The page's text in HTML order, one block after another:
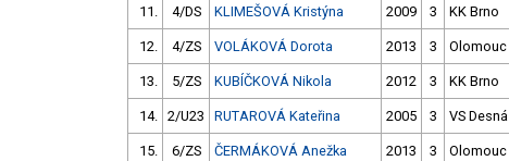
11. 4/DS KLIMEŠOVÁ Kristýna 2009 3 KK Brno
12. 4/ZS VOLÁKOVÁ Dorota 2013 3 Olomouc
13. 5/ZS KUBÍČKOVÁ Nikola 2012 3 KK Brno
14. 2/U23 RUTAROVÁ Kateřina 2005 3 VS Desná
15. 6/ZS ČERMÁKOVÁ Anežka 2013 3 Olomouc